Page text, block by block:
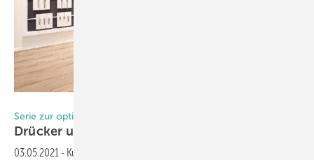
Serie zur optimalen Showroom-Gestaltung, Teil VII
Drücker und Griffe wollen ausprobiert
03.05.2021 - Kundengewinnung durch Ausstellungs­optimierung: Die